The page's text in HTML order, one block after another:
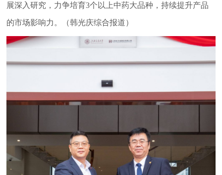
展深入研究，力争培育3个以上中药大品种，持续提升产品
的市场影响力。（韩光庆综合报道）